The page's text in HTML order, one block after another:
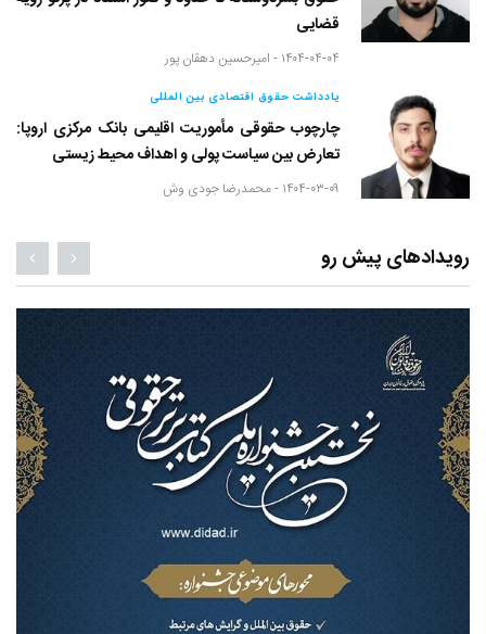
قضایی
۱۴۰۴-۰۴-۰۴ - امیرحسین دهقان پور
یادداشت حقوق اقتصادی بین المللی
چارچوب حقوقی مأموریت اقلیمی بانک مرکزی اروپا:
تعارض بین سیاست پولی و اهداف محیط زیستی
۱۴۰۴-۰۳-۰۹ - محمدرضا جودی وش
رویدادهای پیش رو